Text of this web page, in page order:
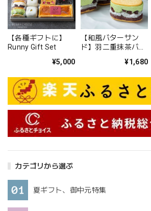
カテゴリから選ぶ
夏ギフト、御中元特集
【各種ギフトに】
Runny Gift Set
¥5,000
【和風バターサン
ド】羽二重抹茶バタ
¥1,680